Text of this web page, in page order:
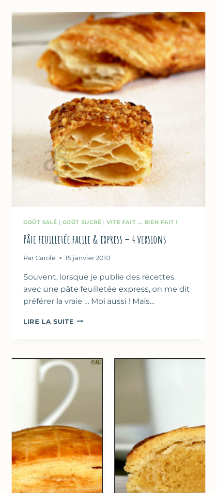
DE
CHAMPIGNONS
OU
PESTO
DE
FENOUIL
GOÛT SALÉ | GOÛT SUCRÉ |VITE FAIT ... BIEN FAIT !
Pâte feuilletée facile & express – 4 versions
Par Carole 15 janvier 2010
Souvent, lorsque je publie des recettes
avec une pâte feuilletée express, on me dit
préférer la vraie … Moi aussi ! Mais…
LIRE LA SUITE PÂTE
EXPRESS
–
VERSIONS